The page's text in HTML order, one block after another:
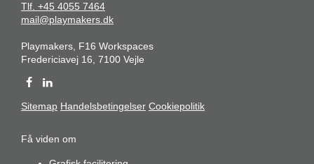
Tlf. +45 4055 7464
mail@playmakers.dk
Playmakers, F16 Workspaces
Fredericiavej 16, 7100 Vejle
Sitemap Handelsbetingelser Cookiepolitik
Få viden om